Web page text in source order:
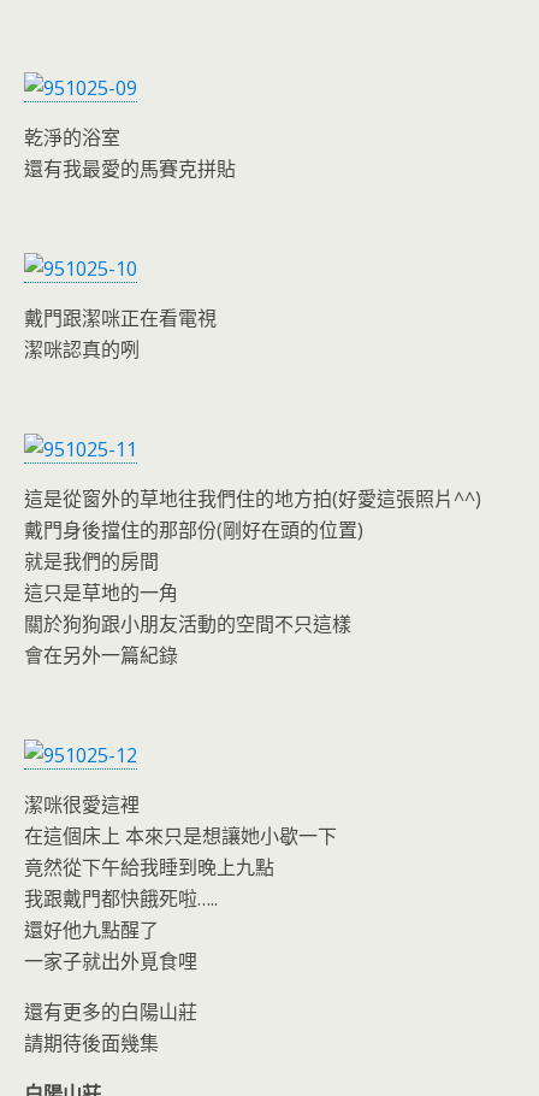
乾淨的浴室
還有我最愛的馬賽克拼貼
戴門跟潔咪正在看電視
潔咪認真的咧
這是從窗外的草地往我們住的地方拍(好愛這張照片^^)
戴門身後擋住的那部份(剛好在頭的位置)
就是我們的房間
這只是草地的一角
關於狗狗跟小朋友活動的空間不只這樣
會在另外一篇紀錄
潔咪很愛這裡
在這個床上 本來只是想讓她小歇一下
竟然從下午給我睡到晚上九點
我跟戴門都快餓死啦…..
還好他九點醒了
一家子就出外覓食哩
還有更多的白陽山莊
請期待後面幾集